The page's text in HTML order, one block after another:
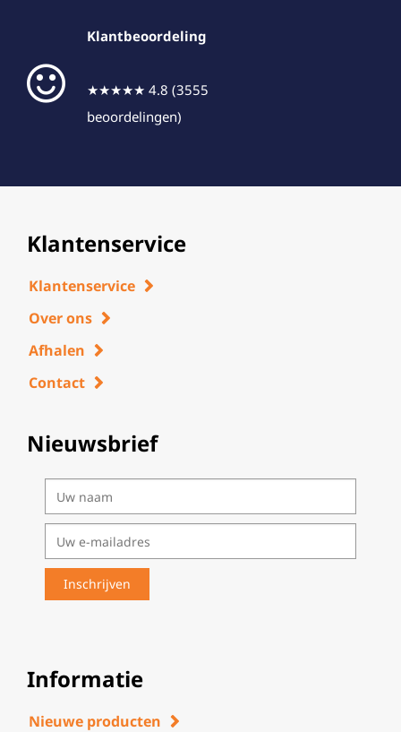
Klantbeoordeling
★★★★★ 4.8 (3555
beoordelingen)
Klantenservice
Klantenservice
Over ons
Afhalen
Contact
Nieuwsbrief
Informatie
Nieuwe producten